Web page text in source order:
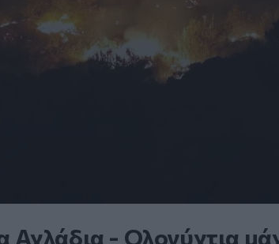
Αχλάδια - Ολονύχτια